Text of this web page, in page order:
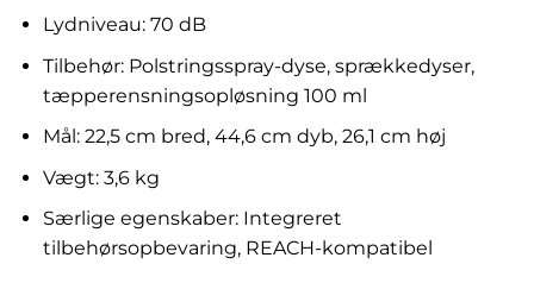
Lydniveau: 70 dB
Tilbehør: Polstringsspray-dyse, sprækkedyser,
tæpperensningsopløsning 100 ml
Mål: 22,5 cm bred, 44,6 cm dyb, 26,1 cm høj
Vægt: 3,6 kg
Særlige egenskaber: Integreret
tilbehørsopbevaring, REACH-kompatibel